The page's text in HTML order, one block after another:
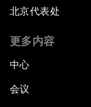
北京代表处
更多内容
中心
会议